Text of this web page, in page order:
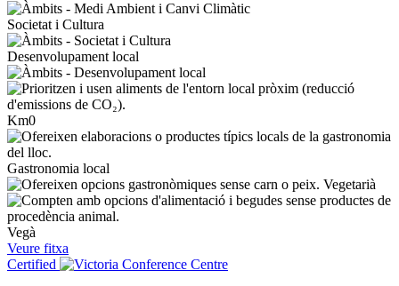
Societat i Cultura
Desenvolupament local
Km0
Gastronomia local
Vegetarià
Vegà
Veure fitxa
Certified